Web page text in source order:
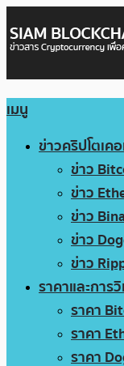
เมนู
ข่าวคริปโตเค
ข่าว
ข่าว
ข่าว
ข่าว
ข่าว
ราคาและการวิ
ราคา
ราคา
ราคา